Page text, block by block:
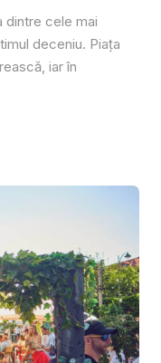
dintre cele mai
deceniu. Piața
iar în